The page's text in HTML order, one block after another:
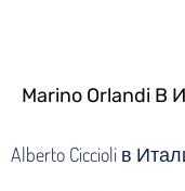
Marino Orlandi В
Alberto Ciccioli в